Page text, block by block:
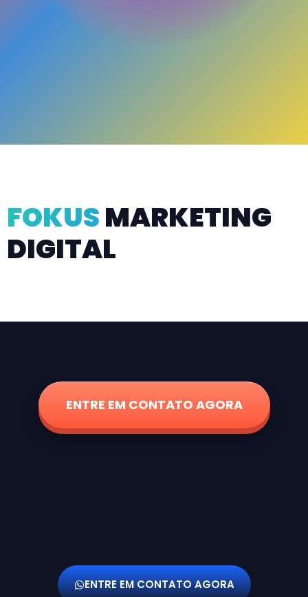
FOKUSMARKETING
DIGITAL
ENTRE EM CONTATO AGORA
ENTRE EM CONTATO AGORA